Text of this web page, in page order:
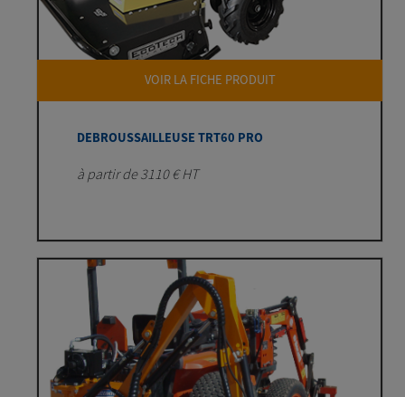
VOIR LA FICHE PRODUIT
DEBROUSSAILLEUSE TRT60 PRO
à partir de 3110 € HT